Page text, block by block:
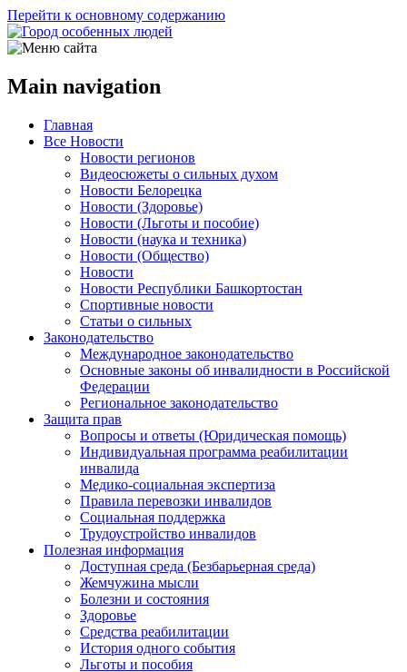
Перейти к основному содержанию
Main navigation
Главная
Все Новости
Новости регионов
Видеосюжеты о сильных духом
Новости Белорецка
Новости (Здоровье)
Новости (Льготы и пособие)
Новости (наука и техника)
Новости (Общество)
Новости
Новости Республики Башкортостан
Спортивные новости
Статьи о сильных
Законодательство
Международное законодательство
Основные законы об инвалидности в Российской
Федерации
Региональное законодательство
Защита прав
Вопросы и ответы (Юридическая помощь)
Индивидуальная программа реабилитации
инвалида
Медико-социальная экспертиза
Правила перевозки инвалидов
Социальная поддержка
Трудоустройство инвалидов
Полезная информация
Доступная среда (Безбарьерная среда)
Жемчужина мысли
Болезни и состояния
Здоровье
Средства реабилитации
История одного события
Льготы и пособия